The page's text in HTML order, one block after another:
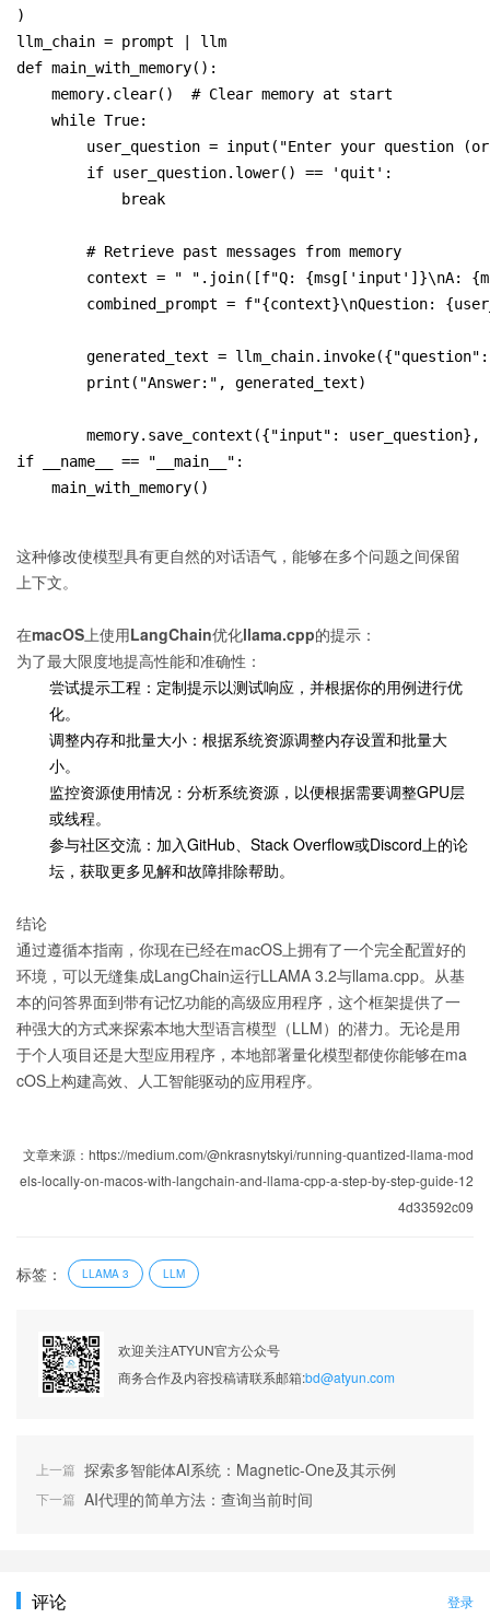
)
llm_chain = prompt | llm
def main_with_memory():
memory.clear()  # Clear memory at start
while True:
user_question = input("Enter your question
if user_question.lower() == 'quit':
break
# Retrieve past messages from memory
context = " ".join([f"Q: {msg['input']}\nA:
combined_prompt = f"{context}\nQuestion:
generated_text = llm_chain.invoke({"question":
print("Answer:", generated_text)
memory.save_context({"input": user_question},
if __name__ == "__main__":
main_with_memory()
这种修改使模型具有更自然的对话语气，能够在多个问题之间保留
上下文。
在macOS上使用LangChain优化llama.cpp的提示：
为了最大限度地提高性能和准确性：
尝试提示工程：定制提示以测试响应，并根据你的用例进行优
化。
调整内存和批量大小：根据系统资源调整内存设置和批量大
小。
监控资源使用情况：分析系统资源，以便根据需要调整GPU层
或线程。
参与社区交流：加入GitHub、Stack Overflow或Discord上的论
坛，获取更多见解和故障排除帮助。
结论
通过遵循本指南，你现在已经在macOS上拥有了一个完全配置好的
环境，可以无缝集成LangChain运行LLAMA 3.2与llama.cpp。从基
本的问答界面到带有记忆功能的高级应用程序，这个框架提供了一
种强大的方式来探索本地大型语言模型（LLM）的潜力。无论是用
于个人项目还是大型应用程序，本地部署量化模型都使你能够在ma
cOS上构建高效、人工智能驱动的应用程序。
文章来源：https://medium.com/@nkrasnytskyi/running-quantized-llama-mod
els-locally-on-macos-with-langchain-and-llama-cpp-a-step-by-step-guide-12
4d33592c09
标签： LLAMA 3 LLM
欢迎关注ATYUN官方公众号
商务合作及内容投稿请联系邮箱:bd@atyun.com
上一篇 探索多智能体AI系统：Magnetic-One及其示例
下一篇 AI代理的简单方法：查询当前时间
评论 登录